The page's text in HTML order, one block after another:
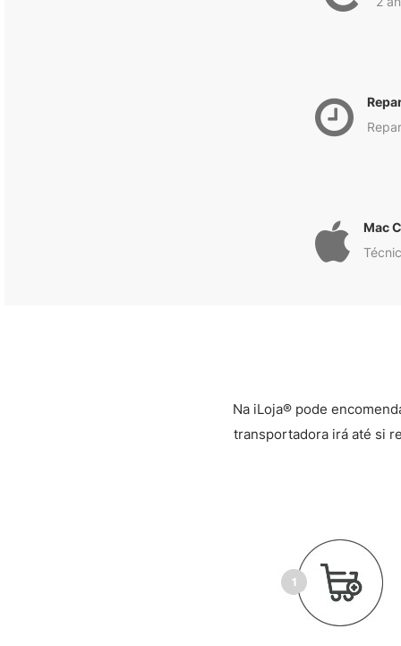
Mac
Na iLoja® pode
transportadora irá até si